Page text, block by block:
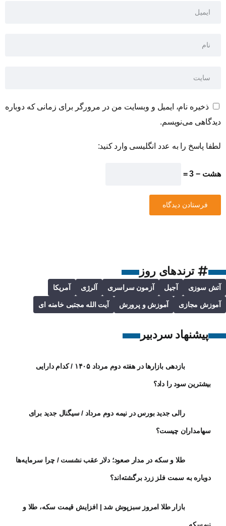
ذخیره نام، ایمیل و وبسایت من در مرورگر برای زمانی که دوباره
دیدگاهی می‌نویسم.
لطفا پاسخ را به عدد انگلیسی وارد کنید:
هشت − 3 =
ترندهای روز
آتش سوزی آجیل آزمون سراسری آلرژی آمریکا
آموزش مجازی آموزش و پرورش آیت الله مجتبی خامنه ای
پیشنهاد سردبیر
بازدهی بازارها در هفته دوم مرداد ۱۴۰۵ / کدام دارایی
بیشترین سود را داد؟
رالی جدید بورس در نیمه دوم مرداد / سیگنال جدید برای
سهامداران چیست؟
طلا و سکه در مدار صعود؛ دلار عقب نشست / چرا سرمایه‌ها
دوباره به سمت فلز زرد برگشته‌اند؟
بازار طلا امروز سبزپوش شد | افزایش قیمت سکه، طلا و